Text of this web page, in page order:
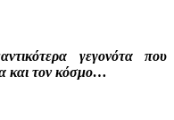
γεγονότα που
και τον κόσμο…